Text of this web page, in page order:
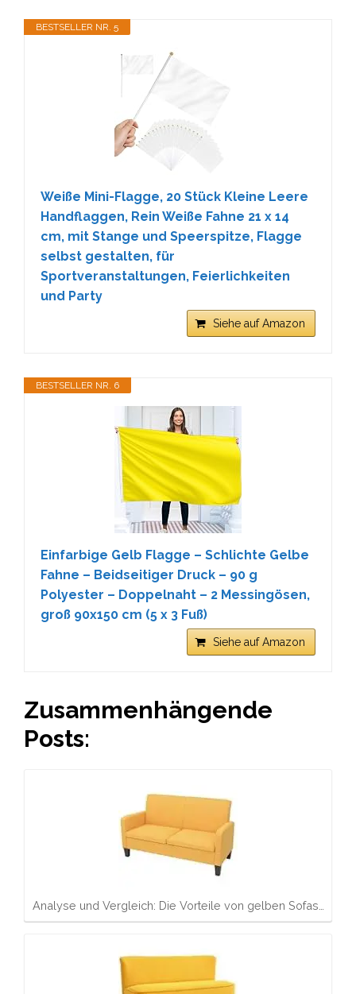
BESTSELLER NR. 5
Weiße Mini-Flagge, 20 Stück Kleine Leere
Handflaggen, Rein Weiße Fahne 21 x 14
cm, mit Stange und Speerspitze, Flagge
selbst gestalten, für
Sportveranstaltungen, Feierlichkeiten
und Party
Siehe auf Amazon
BESTSELLER NR. 6
Einfarbige Gelb Flagge – Schlichte Gelbe
Fahne – Beidseitiger Druck – 90 g
Polyester – Doppelnaht – 2 Messingösen,
groß 90x150 cm (5 x 3 Fuß)
Siehe auf Amazon
Zusammenhängende
Posts:
Analyse und Vergleich: Die Vorteile von gelben Sofas…